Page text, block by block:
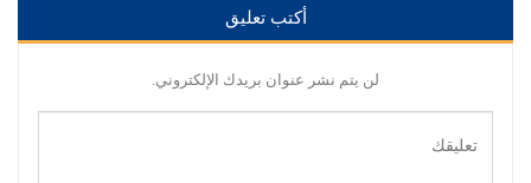
أكتب تعليق
لن يتم نشر عنوان بريدك الإلكتروني.